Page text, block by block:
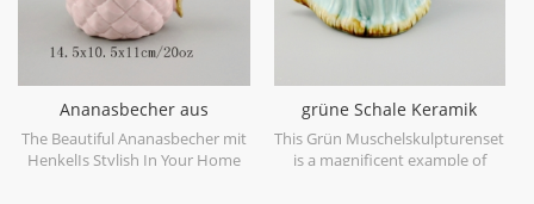
Ananasbecher aus
goldfarbenem Keramik
The Beautiful Ananasbecher mit
HenkelIs Stylish In Your Home
grüne Schale Keramik
Skulptur Set
This Grün Muschelskulpturenset
is a magnificent example of